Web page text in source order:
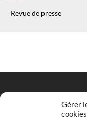
Gérer
cookies
Revue de presse